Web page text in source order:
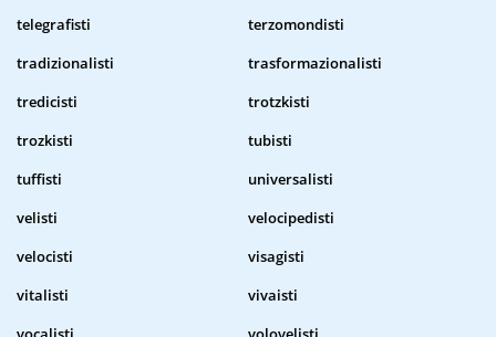
telegrafisti
terzomondisti
tradizionalisti
trasformazionalisti
tredicisti
trotzkisti
trozkisti
tubisti
tuffisti
universalisti
velisti
velocipedisti
velocisti
visagisti
vitalisti
vivaisti